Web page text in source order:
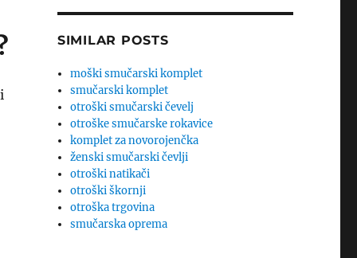
SIMILAR POSTS
moški smučarski komplet
smučarski komplet
otroški smučarski čevelj
otroške smučarske rokavice
komplet za novorojenčka
ženski smučarski čevlji
otroški natikači
otroški škornji
otroška trgovina
smučarska oprema